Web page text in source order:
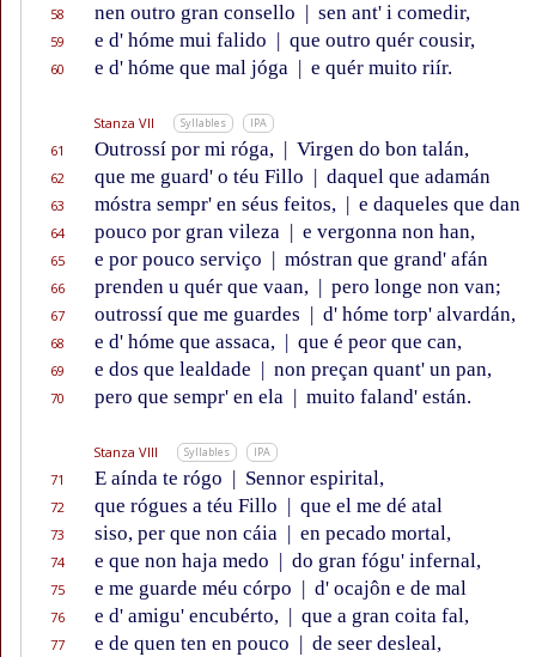
58 nen outro gran consello | sen ant' i comedir,
59 e d' hóme mui falido | que outro quér cousir,
60 e d' hóme que mal jóga | e quér muito riír.
Stanza VII Syllables IPA
61 Outrossí por mi róga, | Virgen do bon talán,
62 que me guard' o téu Fillo | daquel que adamán
63 móstra sempr' en séus feitos, | e daqueles que dan
64 pouco por gran vileza | e vergonna non han,
65 e por pouco serviço | móstran que grand' afán
66 prenden u quér que vaan, | pero longe non van;
67 outrossí que me guardes | d' hóme torp' alvardán,
68 e d' hóme que assaca, | que é peor que can,
69 e dos que lealdade | non preçan quant' un pan,
70 pero que sempr' en ela | muito faland' están.
Stanza VIII Syllables IPA
71 E aínda te rógo | Sennor espirital,
72 que rógues a téu Fillo | que el me dé atal
73 siso, per que non cáia | en pecado mortal,
74 e que non haja medo | do gran fógu' infernal,
75 e me guarde méu córpo | d' ocajôn e de mal
76 e d' amigu' encubérto, | que a gran coita fal,
77 e de quen ten en pouco | de seer desleal,